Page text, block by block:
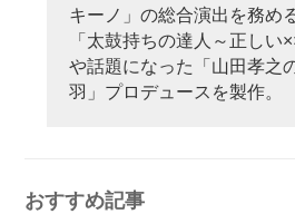
キーノ」の総合演出を務め
「太鼓持ちの達人～正しい
や話題になった「山田孝之
羽」プロデュースを製作。
おすすめ記事